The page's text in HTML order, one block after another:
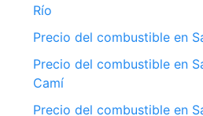
Río
Precio del combustible en
Precio del combustible en
Camí
Precio del combustible en